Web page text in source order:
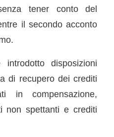
tener conto del
il secondo acconto
disposizioni
di recupero dei crediti
in compensazione,
non spettanti e crediti